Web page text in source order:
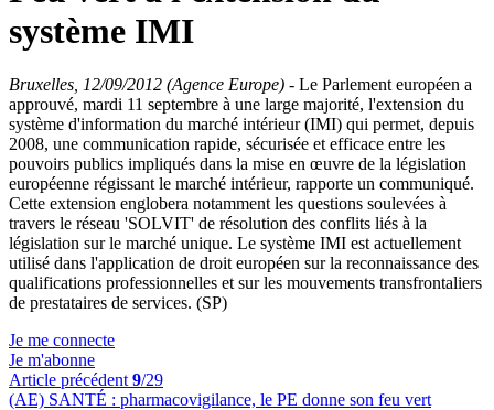
système IMI
Bruxelles, 12/09/2012 (Agence Europe) - Le Parlement européen a
approuvé, mardi 11 septembre à une large majorité, l'extension du
système d'information du marché intérieur (IMI) qui permet, depuis
2008, une communication rapide, sécurisée et efficace entre les
pouvoirs publics impliqués dans la mise en œuvre de la législation
européenne régissant le marché intérieur, rapporte un communiqué.
Cette extension englobera notamment les questions soulevées à
travers le réseau 'SOLVIT' de résolution des conflits liés à la
législation sur le marché unique. Le système IMI est actuellement
utilisé dans l'application de droit européen sur la reconnaissance des
qualifications professionnelles et sur les mouvements transfrontaliers
de prestataires de services. (SP)
Je me connecte
Je m'abonne
Article précédent 9/29
(AE) SANTÉ : pharmacovigilance, le PE donne son feu vert